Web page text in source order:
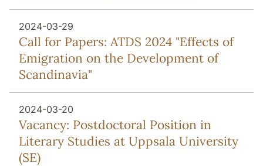
2024-03-29
Call for Papers: ATDS 2024 "Effects of
Emigration on the Development of
Scandinavia"
2024-03-20
Vacancy: Postdoctoral Position in
Literary Studies at Uppsala University
(SE)